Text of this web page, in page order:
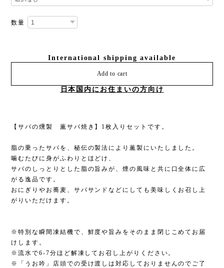
数量
International shipping available
Add to cart
日本国内にお住まいの方向け
【サバの燻製 薫サバ焼き】1枚入りセットです。
脂の乗ったサバを、秘伝の製法により薫製にいたしました。
噛むたびに身がふわりとほどけ、
サバのしっとりとした脂の旨みが、煙の風味と共に口全体に広
がる逸品です。
おにぎりやお蕎麦、サバサンドなどにしても美味しくお召し上
がりいただけます。
※特別な瞬間凍結機で、鮮度や旨みをそのまま閉じこめてお届
けします。
※流水で6-7分ほど解凍してお召し上がりください。
※「うお吟」店頭での受け渡しは対応しておりませんのでご了